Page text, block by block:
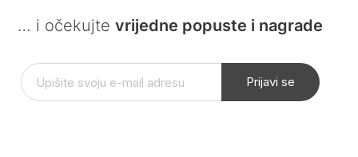
… i očekujte vrijedne popuste i nagrade
Prijavi se